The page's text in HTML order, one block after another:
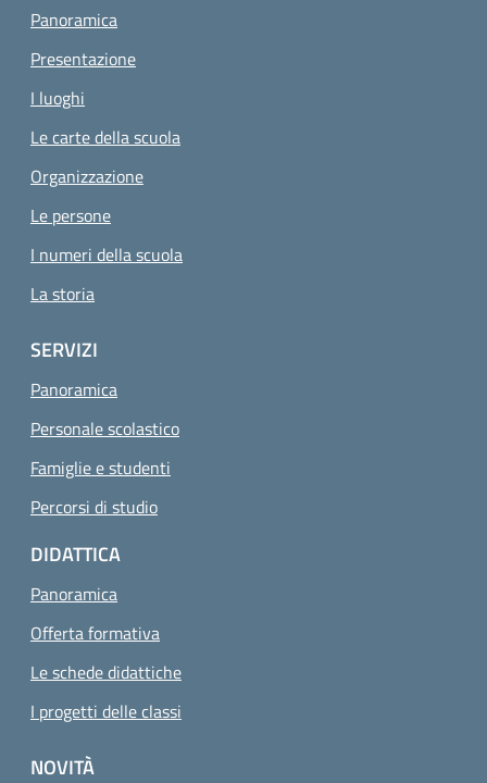
Panoramica
Presentazione
I luoghi
Le carte della scuola
Organizzazione
Le persone
I numeri della scuola
La storia
SERVIZI
Panoramica
Personale scolastico
Famiglie e studenti
Percorsi di studio
DIDATTICA
Panoramica
Offerta formativa
Le schede didattiche
I progetti delle classi
NOVITÀ